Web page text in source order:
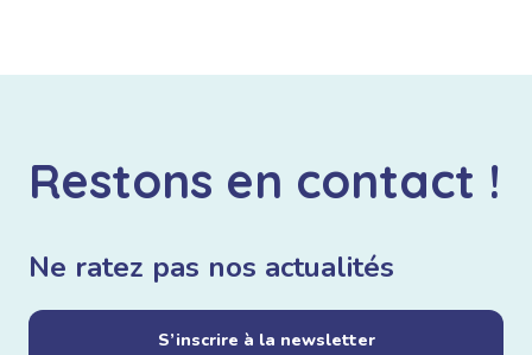
Restons en contact !
Ne ratez pas nos actualités
S’inscrire à la newsletter